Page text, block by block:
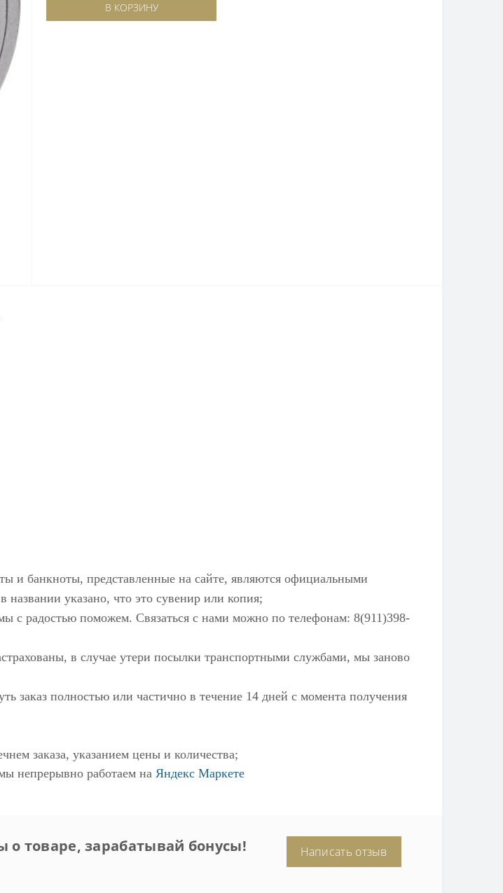
В КОРЗИНУ
и банкноты, представленные на сайте, являются официальными
указано, что это сувенир или копия;
с радостью поможем. Связаться с нами можно по телефонам: 8(911)398-
в случае утери посылки транспортными службами, мы заново
заказ полностью или частично в течение 14 дней с момента получения
заказа, указанием цены и количества;
непрерывно работаем на Яндекс Маркете
о товаре, зарабатывай бонусы! Написать отзыв